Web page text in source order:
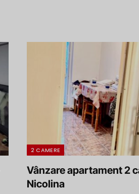
2 CAMERE
Vânzare apartament 2
Nicolina